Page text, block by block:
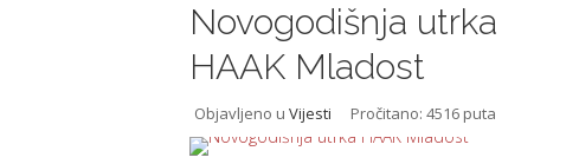
Novogodišnja utrka
HAAK Mladost
Objavljeno u Vijesti Pročitano: 4516 puta